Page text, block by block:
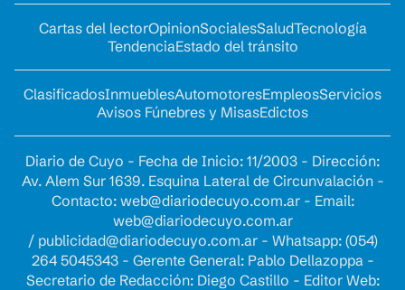
Cartas del lectorOpinionSocialesSaludTecnología
TendenciaEstado del tránsito
ClasificadosInmueblesAutomotoresEmpleosServicios
Avisos Fúnebres y MisasEdictos
Diario de Cuyo - Fecha de Inicio: 11/2003 - Dirección:
Av. Alem Sur 1639. Esquina Lateral de Circunvalación -
Contacto: web@diariodecuyo.com.ar- Email:
web@diariodecuyo.com.ar
/ publicidad@diariodecuyo.com.ar- Whatsapp: (054)
264 5045343 - Gerente General: Pablo Dellazoppa -
Secretario de Redacción: Diego Castillo - Editor Web: